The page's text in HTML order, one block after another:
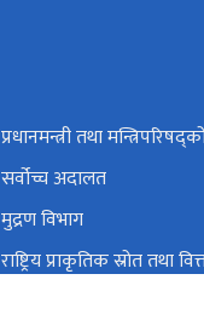
प्रधानमन्त्री तथा
सर्वोच्च अदालत
मुद्रण विभाग
राष्ट्रिय प्राकृतिक स्रोत तथा